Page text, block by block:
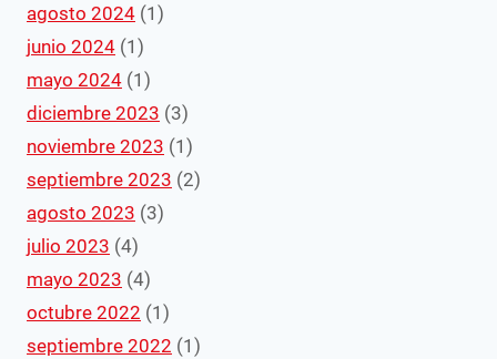
agosto 2024 (1)
junio 2024 (1)
mayo 2024 (1)
diciembre 2023 (3)
noviembre 2023 (1)
septiembre 2023 (2)
agosto 2023 (3)
julio 2023 (4)
mayo 2023 (4)
octubre 2022 (1)
septiembre 2022 (1)